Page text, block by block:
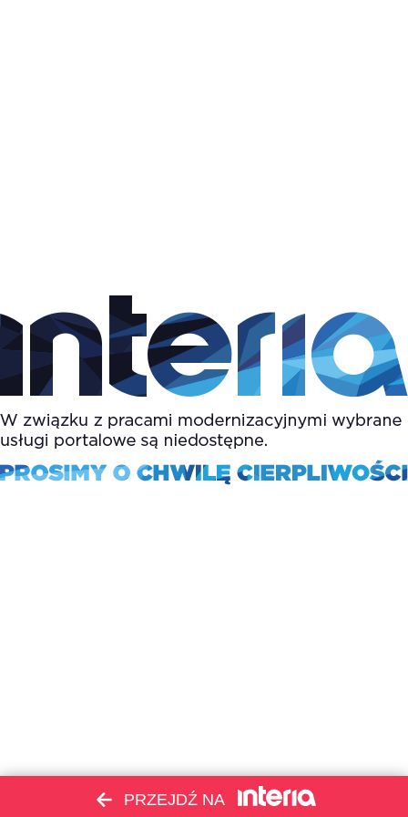
PRZEJDŹ NA